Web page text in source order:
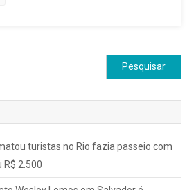
Pesquisar
por:
turistas no Rio fazia passeio com
2.500